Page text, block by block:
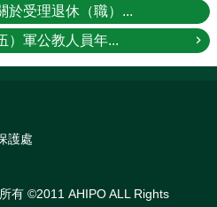
於受理退休（職）...
）軍公教人員年...
護處
有 ©2011 AHIPO ALL Rights